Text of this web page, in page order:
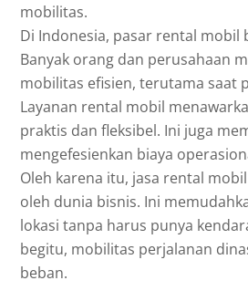
mobilitas.
Di Indonesia, pasar rental mobil
Banyak orang dan perusahaan
mobilitas efisien, terutama saat
Layanan rental mobil
praktis dan fleksibel. Ini juga
mengefesienkan biaya
Oleh karena itu, jasa rental
oleh dunia bisnis. Ini
lokasi tanpa harus punya
begitu, mobilitas perjalanan
beban.